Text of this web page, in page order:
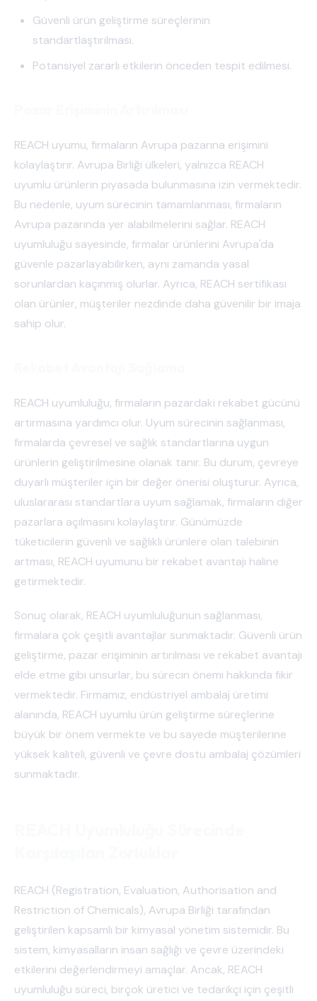
Güvenli ürün geliştirme süreçlerinin
standartlaştırılması.
Potansiyel zararlı etkilerin önceden tespit edilmesi.
REACH uyumu, firmaların Avrupa pazarına erişimini
kolaylaştırır. Avrupa Birliği ülkeleri, yalnızca REACH
uyumlu ürünlerin piyasada bulunmasına izin vermektedir.
Bu nedenle, uyum sürecinin tamamlanması, firmaların
Avrupa pazarında yer alabilmelerini sağlar. REACH
uyumluluğu sayesinde, firmalar ürünlerini Avrupa'da
güvenle pazarlayabilirken, aynı zamanda yasal
sorunlardan kaçınmış olurlar. Ayrıca, REACH sertifikası
olan ürünler, müşteriler nezdinde daha güvenilir bir imaja
sahip olur.
REACH uyumluluğu, firmaların pazardaki rekabet gücünü
artırmasına yardımcı olur. Uyum sürecinin sağlanması,
firmalarda çevresel ve sağlık standartlarına uygun
ürünlerin geliştirilmesine olanak tanır. Bu durum, çevreye
duyarlı müşteriler için bir değer önerisi oluşturur. Ayrıca,
uluslararası standartlara uyum sağlamak, firmaların diğer
pazarlara açılmasını kolaylaştırır. Günümüzde
tüketicilerin güvenli ve sağlıklı ürünlere olan talebinin
artması, REACH uyumunu bir rekabet avantajı haline
getirmektedir.
Sonuç olarak, REACH uyumluluğunun sağlanması,
firmalara çok çeşitli avantajlar sunmaktadır. Güvenli ürün
geliştirme, pazar erişiminin artırılması ve rekabet avantajı
elde etme gibi unsurlar, bu sürecin önemi hakkında fikir
vermektedir. Firmamız, endüstriyel ambalaj üretimi
alanında, REACH uyumlu ürün geliştirme süreçlerine
büyük bir önem vermekte ve bu sayede müşterilerine
yüksek kaliteli, güvenli ve çevre dostu ambalaj çözümleri
sunmaktadır.
REACH (Registration, Evaluation, Authorisation and
Restriction of Chemicals), Avrupa Birliği tarafından
geliştirilen kapsamlı bir kimyasal yönetim sistemidir. Bu
sistem, kimyasalların insan sağlığı ve çevre üzerindeki
etkilerini değerlendirmeyi amaçlar. Ancak, REACH
uyumluluğu süreci, birçok üretici ve tedarikçi için çeşitli